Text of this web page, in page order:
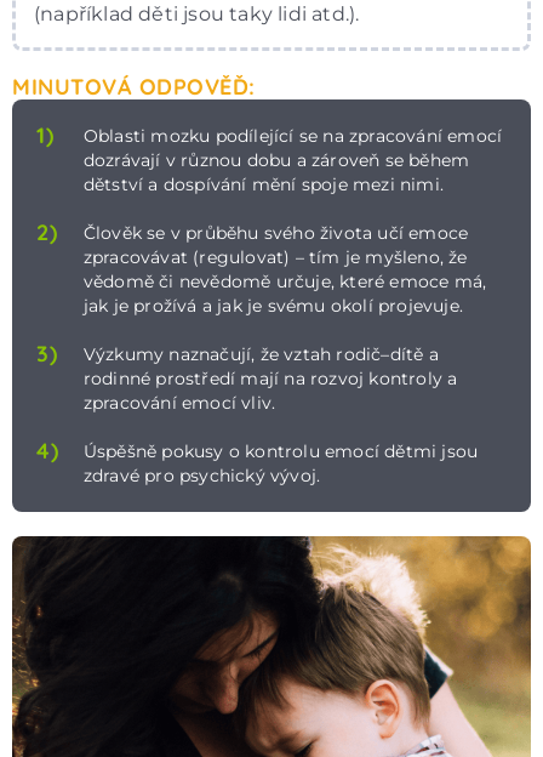
(například děti jsou taky lidi atd.).
MINUTOVÁ ODPOVĚĎ:
1)
Oblasti mozku podílející se na zpracování emocí
dozrávají v různou dobu a zároveň se během
dětství a dospívání mění spoje mezi nimi.
2)
Člověk se v průběhu svého života učí emoce
zpracovávat (regulovat) – tím je myšleno, že
vědomě či nevědomě určuje, které emoce má,
jak je prožívá a jak je svému okolí projevuje.
3)
Výzkumy naznačují, že vztah rodič–dítě a
rodinné prostředí mají na rozvoj kontroly a
zpracování emocí vliv.
4)
Úspěšně pokusy o kontrolu emocí dětmi jsou
zdravé pro psychický vývoj.